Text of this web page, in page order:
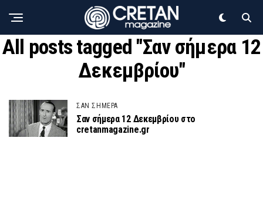
All posts tagged "Σαν σήμερα 12
Δεκεμβρίου"
ΣΑΝ ΣΗΜΕΡΑ
Σαν σήμερα 12 Δεκεμβρίου στο
cretanmagazine.gr